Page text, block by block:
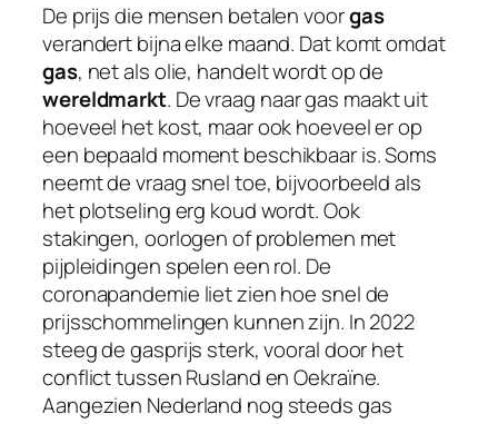
De prijs die mensen betalen voorgas
verandert bijna elke maand. Dat komt omdat
gas, net als olie, handelt wordt op de
wereldmarkt. De vraag naar gas maakt uit
hoeveel het kost, maar ook hoeveel er op
een bepaald moment beschikbaar is. Soms
neemt de vraag snel toe, bijvoorbeeld als
het plotseling erg koud wordt. Ook
stakingen, oorlogen of problemen met
pijpleidingen spelen een rol. De
coronapandemie liet zien hoe snel de
prijsschommelingen kunnen zijn. In 2022
steeg de gasprijs sterk, vooral door het
conflict tussen Rusland en Oekraïne.
Aangezien Nederland nog steeds gas